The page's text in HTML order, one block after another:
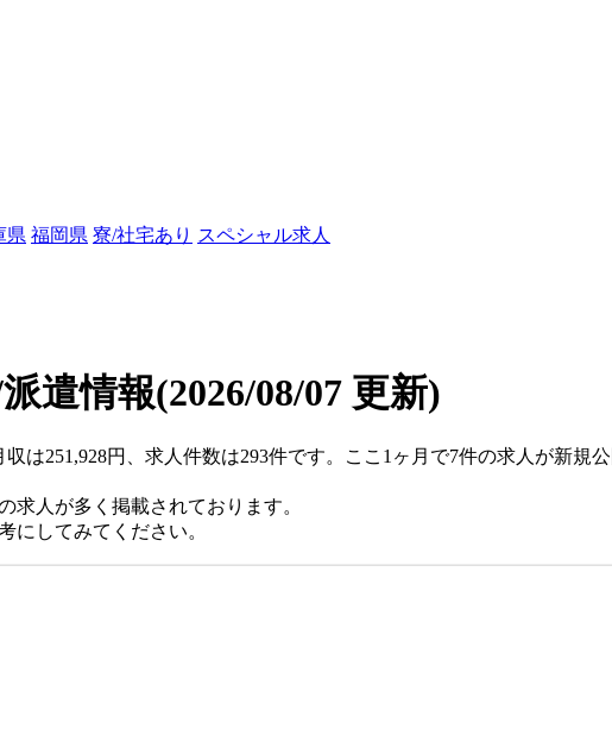
県 福岡県 寮/社宅あり スペシャル求人
遣情報(2026/08/07 更新)
251,928円、求人件数は293件です。ここ1ヶ月で7件の求人が新規公
求人が多く掲載されております。
にしてみてください。